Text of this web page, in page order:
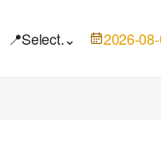
📍Select.⌄ 2026-